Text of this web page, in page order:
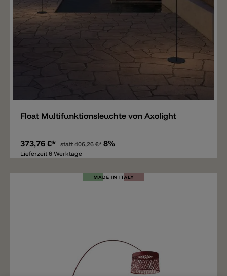
Float Multifunktionsleuchte von Axolight
373,76 €* statt406,26 €* 8%
Lieferzeit 6 Werktage